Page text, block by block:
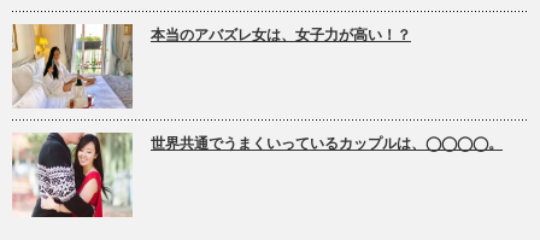
本当のアバズレ女は、女子力が高い！？
世界共通でうまくいっているカップルは、◯◯◯◯。